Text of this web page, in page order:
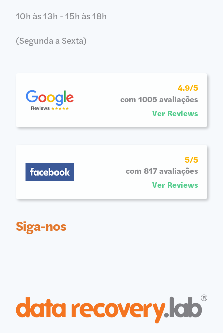
10h às 13h - 15h às 18h
(Segunda a Sexta)
4.9/5
com 1005 avaliações
Ver Reviews
5/5
com 817 avaliações
Ver Reviews
Siga-nos